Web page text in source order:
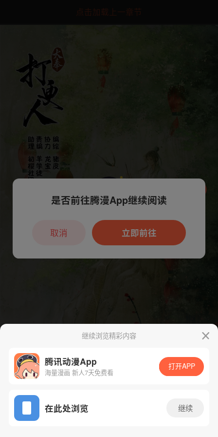
点击加载上一章节
App免费看
继续浏览精彩内容
腾讯动漫App
海量漫画 新人7天免费看
打开APP
在此处浏览 继续
本章节仅支持App阅读，可打开App新用
户7天免费看
是否前往腾漫App继续阅读
立即前往
取消